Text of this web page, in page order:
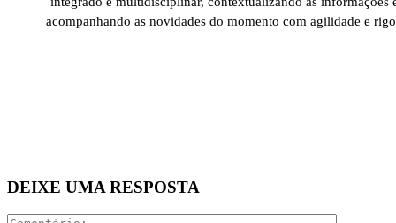
acompanhando as novidades do momento com agilidade e
DEIXE UMA RESPOSTA